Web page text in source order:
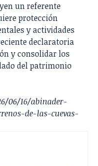
un referente
protección
y actividades
declaratoria
y consolidar los
del patrimonio
06/16/abinader-
de-las-cuevas-